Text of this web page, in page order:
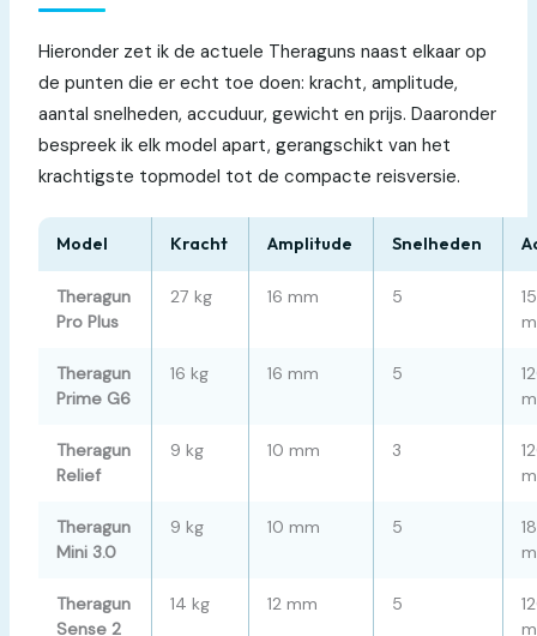
Hieronder zet ik de actuele Theraguns naast elkaar op
de punten die er echt toe doen: kracht, amplitude,
aantal snelheden, accuduur, gewicht en prijs. Daaronder
bespreek ik elk model apart, gerangschikt van het
krachtigste topmodel tot de compacte reisversie.
Model Kracht Amplitude Snelheden
Theragun
Pro Plus
27 kg 16 mm 5
Theragun
Prime G6
16 kg 16 mm 5
Theragun
Relief
9 kg 10 mm 3
Theragun
Mini 3.0
9 kg 10 mm 5
Theragun
Sense 2
14 kg 12 mm 5